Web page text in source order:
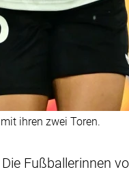
ihren zwei Toren.
Fußballerinnen